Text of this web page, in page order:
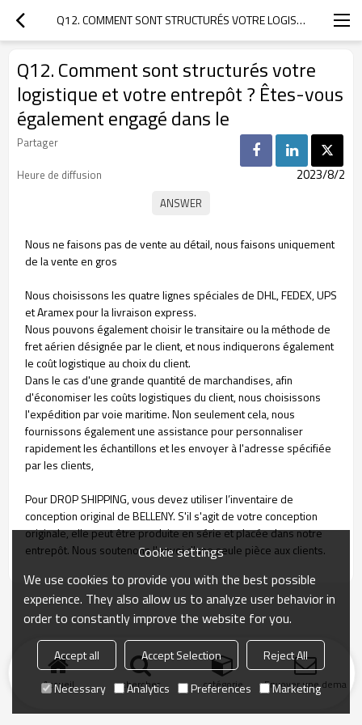
Q12. COMMENT SONT STRUCTURÉS VOTRE LOGISTIQUE ET VOTRE ENTREPÔT ? ÊTES-VOUS ÉGALEMENT ENGAGÉ DANS LE
Q12. Comment sont structurés votre
logistique et votre entrepôt ? Êtes-vous
également engagé dans le
Partager
Heure de diffusion
2023/8/2
Nous ne faisons pas de vente au détail, nous faisons uniquement
de la vente en gros
Nous choisissons les quatre lignes spéciales de DHL, FEDEX, UPS
et Aramex pour la livraison express.
Nous pouvons également choisir le transitaire ou la méthode de
fret aérien désignée par le client, et nous indiquerons également
le coût logistique au choix du client.
Dans le cas d'une grande quantité de marchandises, afin
d'économiser les coûts logistiques du client, nous choisissons
l'expédition par voie maritime. Non seulement cela, nous
fournissons également une assistance pour personnaliser
rapidement les échantillons et les envoyer à l'adresse spécifiée
par les clients,
Pour DROP SHIPPING, vous devez utiliser l’inventaire de
conception original de BELLENY. S'il s'agit de votre conception
originale, elle peut être produite en série et placée dans notre
entrepôt. Nous soutenons l'envoi d'une seule pièce aux clients.
Accueil chercher catégorie Envoyer une
Cookie settings
We use cookies to provide you with the best possible
experience. They also allow us to analyze user behavior in
order to constantly improve the website for you.
Accept all Accept Selection
Reject All
Necessary
Analytics Preferences Marketing